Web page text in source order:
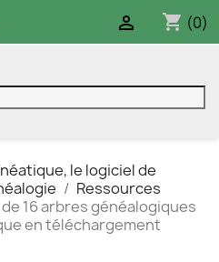
shopping_cart (0)

le logiciel de
Ressources
de 16 arbres généalogiques
en téléchargement